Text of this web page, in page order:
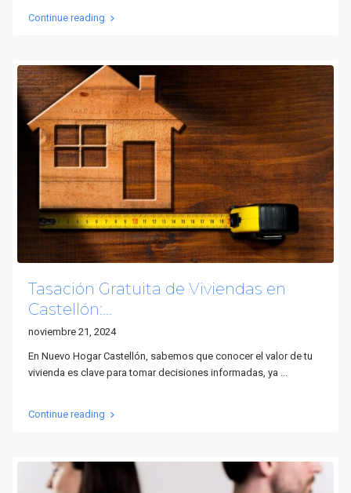
Continue reading
Tasación Gratuita de Viviendas en
Castellón:...
noviembre 21, 2024
En Nuevo Hogar Castellón, sabemos que conocer el valor de tu
vivienda es clave para tomar decisiones informadas, ya ...
Continue reading